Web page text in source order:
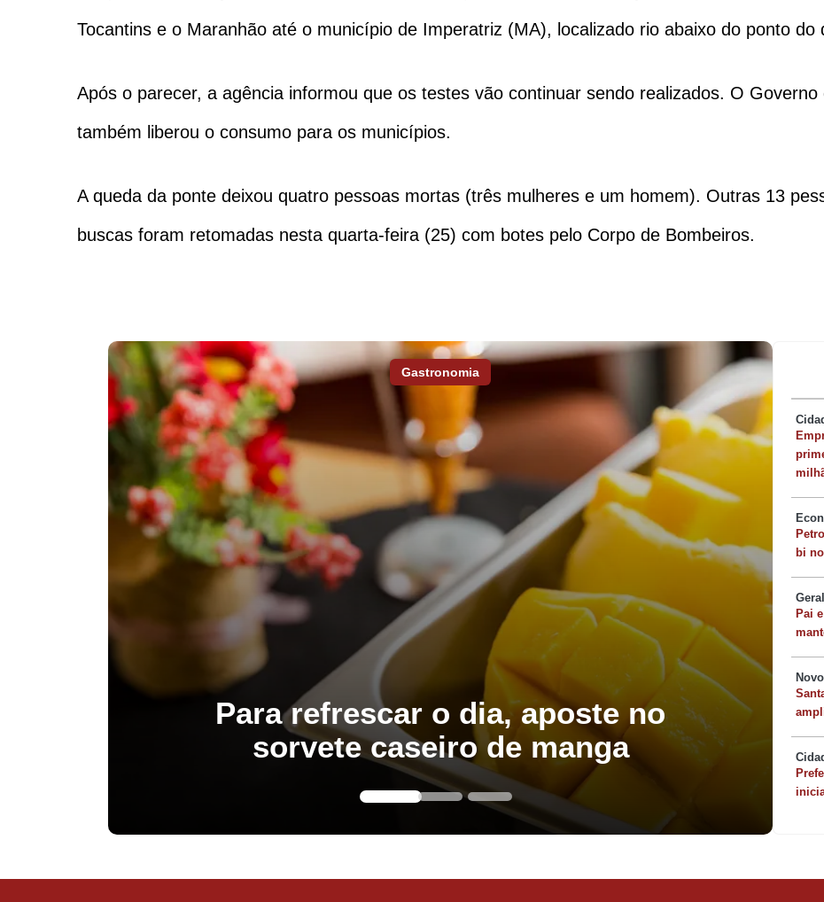
Tocantins e o Maranhão até o município de Imperatriz (MA), localizado rio abaixo do ponto do
Após o parecer, a agência informou que os testes vão continuar sendo realizados. O
também liberou o consumo para os municípios.
A queda da ponte deixou quatro pessoas mortas (três mulheres e um homem). Outras 13
buscas foram retomadas nesta quarta-feira (25) com botes pelo Corpo de Bombeiros.
Gastronomia
Para refrescar o dia, aposte no
sorvete caseiro de manga
bi
Geral
Pai